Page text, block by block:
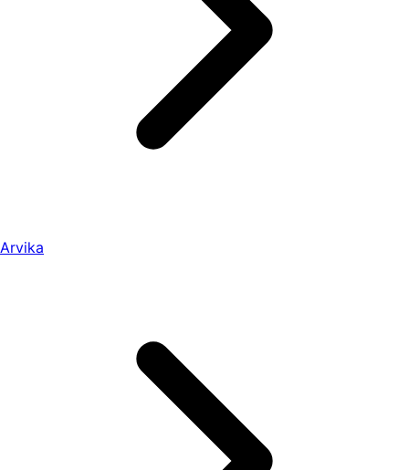
Arvika